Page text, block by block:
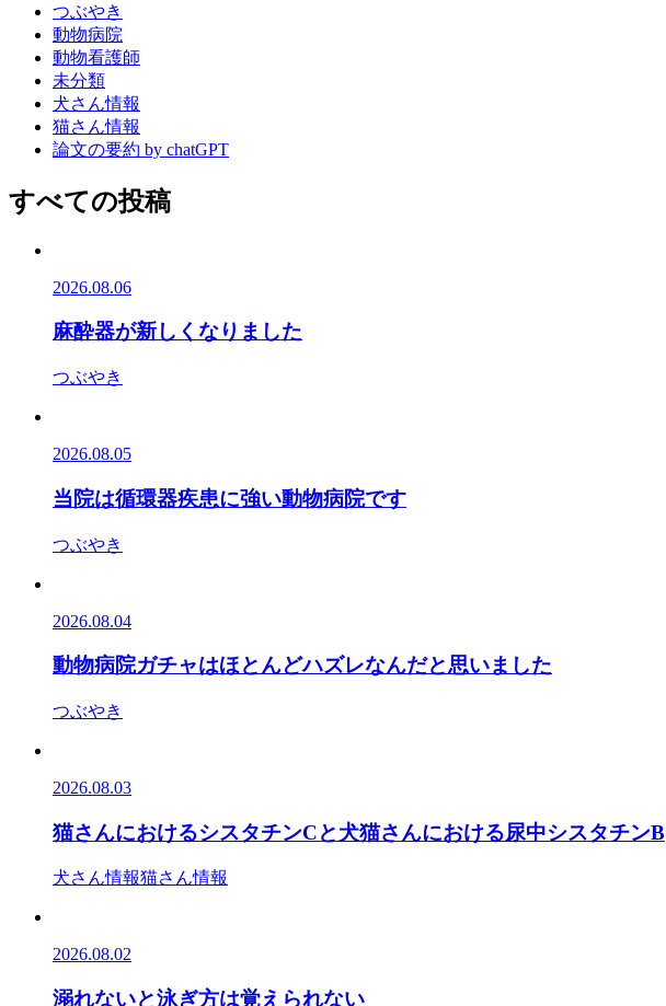
つぶやき
動物病院
動物看護師
未分類
犬さん情報
猫さん情報
論文の要約 by chatGPT
すべての投稿
2026.08.06
麻酔器が新しくなりました
つぶやき
2026.08.05
当院は循環器疾患に強い動物病院です
つぶやき
2026.08.04
動物病院ガチャはほとんどハズレなんだと思いました
つぶやき
2026.08.03
猫さんにおけるシスタチンCと犬猫さんにおける尿中シスタチンB
犬さん情報猫さん情報
2026.08.02
溺れないと泳ぎ方は覚えられない